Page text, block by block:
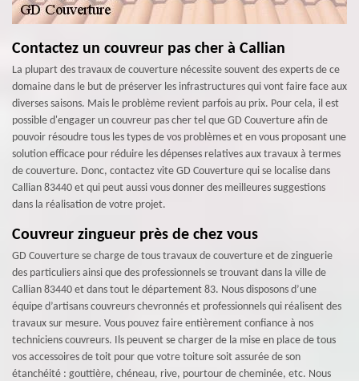
Contactez un couvreur pas cher à Callian
La plupart des travaux de couverture nécessite souvent des experts de ce
domaine dans le but de préserver les infrastructures qui vont faire face aux
diverses saisons. Mais le problème revient parfois au prix. Pour cela, il est
possible d'engager un couvreur pas cher tel que GD Couverture afin de
pouvoir résoudre tous les types de vos problèmes et en vous proposant une
solution efficace pour réduire les dépenses relatives aux travaux à termes
de couverture. Donc, contactez vite GD Couverture qui se localise dans
Callian 83440 et qui peut aussi vous donner des meilleures suggestions
dans la réalisation de votre projet.
Couvreur zingueur près de chez vous
GD Couverture se charge de tous travaux de couverture et de zinguerie
des particuliers ainsi que des professionnels se trouvant dans la ville de
Callian 83440 et dans tout le département 83. Nous disposons d’une
équipe d’artisans couvreurs chevronnés et professionnels qui réalisent des
travaux sur mesure. Vous pouvez faire entièrement confiance à nos
techniciens couvreurs. Ils peuvent se charger de la mise en place de tous
vos accessoires de toit pour que votre toiture soit assurée de son
étanchéité : gouttière, chéneau, rive, pourtour de cheminée, etc. Nous